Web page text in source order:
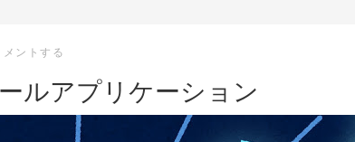
メントする
ルアプリケーション